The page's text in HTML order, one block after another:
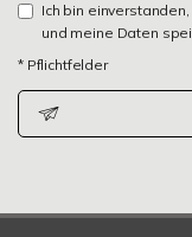
Ich bin
und meine Daten
* Pflichtfelder